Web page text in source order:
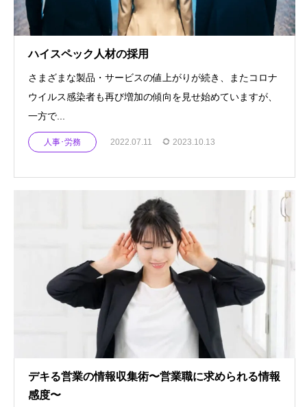
ハイスペック人材の採用
さまざまな製品・サービスの値上がりが続き、またコロナ
ウイルス感染者も再び増加の傾向を見せ始めていますが、
一方で...
人事･労務 2022.07.11 2023.10.13
デキる営業の情報収集術〜営業職に求められる情報
感度〜